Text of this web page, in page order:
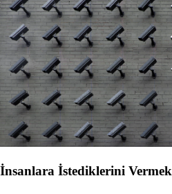
İnsanlara İstediklerini Vermek